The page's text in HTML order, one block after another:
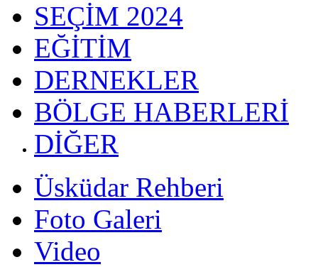
SEÇİM 2024
EĞİTİM
DERNEKLER
BÖLGE HABERLERİ
DİĞER
Üsküdar Rehberi
Foto Galeri
Video